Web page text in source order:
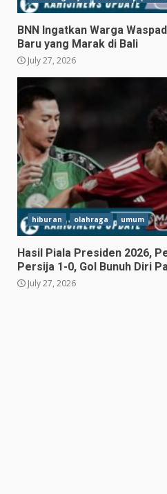
BNN Ingatkan Warga
Baru yang Marak di Bali
July 27, 2026
hiburan olahraga umum
Hasil Piala Presiden 2026,
Persija 1-0, Gol Bunuh Diri
July 27, 2026
3
Hasil Piala
Persebaya
1-0, Gol
Jadi
July 27, 2026
Persib
Gol Uilliam
Maung